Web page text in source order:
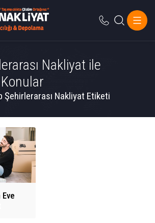
Nakliyat ile
Şehirlerarası Nakliyat Etiketi